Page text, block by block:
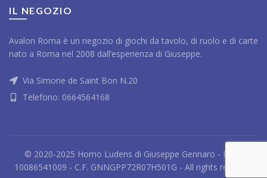
IL NEGOZIO
Avalon Roma è un negozio di giochi da tavolo, di ruolo e di carte
nato a Roma nel 2008 dall’esperienza di Giuseppe.
Via Simone de Saint Bon N.20
Telefono: 0664564168
© 2020-2025 Homo Ludens di Giuseppe Gennaro - P.IVA
10086541009 - C.F. GNNGPP72R07H501G - All rights reserved